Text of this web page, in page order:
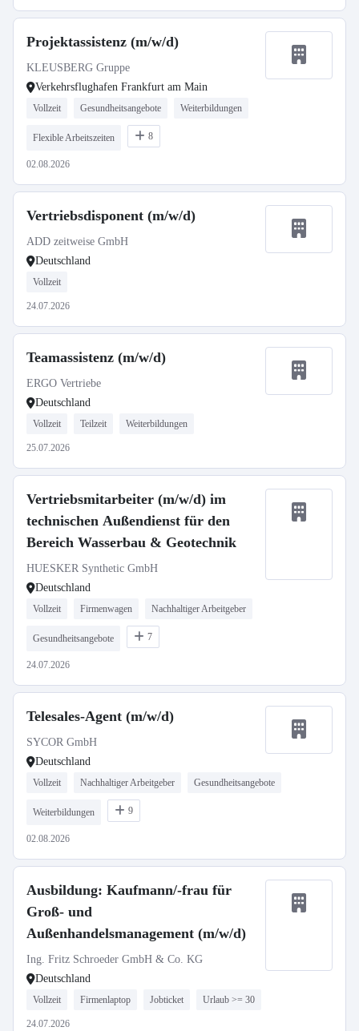
Projektassistenz (m/w/d)
KLEUSBERG Gruppe
Verkehrsflughafen Frankfurt am Main
Vollzeit Gesundheitsangebote Weiterbildungen
Flexible Arbeitszeiten 8
02.08.2026
Vertriebsdisponent (m/w/d)
ADD zeitweise GmbH
Deutschland
Vollzeit
24.07.2026
Teamassistenz (m/w/d)
ERGO Vertriebe
Deutschland
Vollzeit Teilzeit Weiterbildungen
25.07.2026
Vertriebsmitarbeiter (m/w/d) im
technischen Außendienst für den
Bereich Wasserbau & Geotechnik
HUESKER Synthetic GmbH
Deutschland
Vollzeit Firmenwagen Nachhaltiger Arbeitgeber
Gesundheitsangebote 7
24.07.2026
Telesales-Agent (m/w/d)
SYCOR GmbH
Deutschland
Vollzeit Nachhaltiger Arbeitgeber Gesundheitsangebote
Weiterbildungen 9
02.08.2026
Ausbildung: Kaufmann/-frau für
Groß- und
Außenhandelsmanagement (m/w/d)
Ing. Fritz Schroeder GmbH & Co. KG
Deutschland
Vollzeit Firmenlaptop Jobticket Urlaub >= 30
24.07.2026